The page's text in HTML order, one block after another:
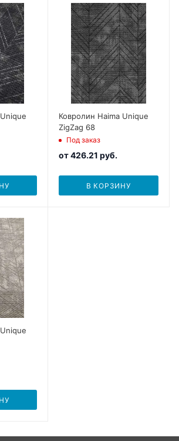
Ковролин Haima Unique
ZigZag 68
Под заказ
от426.21 руб.
В КОРЗИНУ